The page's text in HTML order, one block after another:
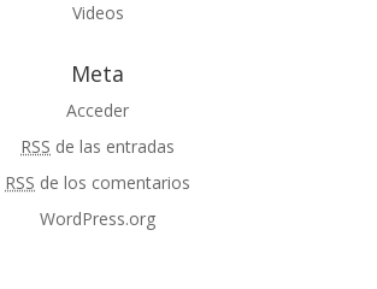
Videos
Meta
Acceder
RSS de las entradas
RSS de los comentarios
WordPress.org